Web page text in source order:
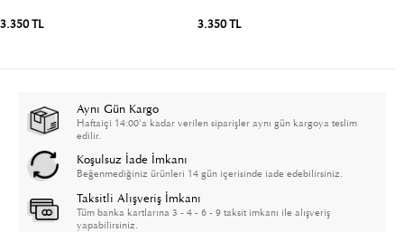
3.350 TL 3.350 TL
Aynı Gün Kargo
Haftaiçi 14:00'a kadar verilen siparişler aynı gün kargoya teslim
edilir.
Koşulsuz İade İmkanı
Beğenmediğiniz ürünleri 14 gün içerisinde iade edebilirsiniz.
Taksitli Alışveriş İmkanı
Tüm banka kartlarına 3 - 4 - 6 - 9 taksit imkanı ile alışveriş
yapabilirsiniz.